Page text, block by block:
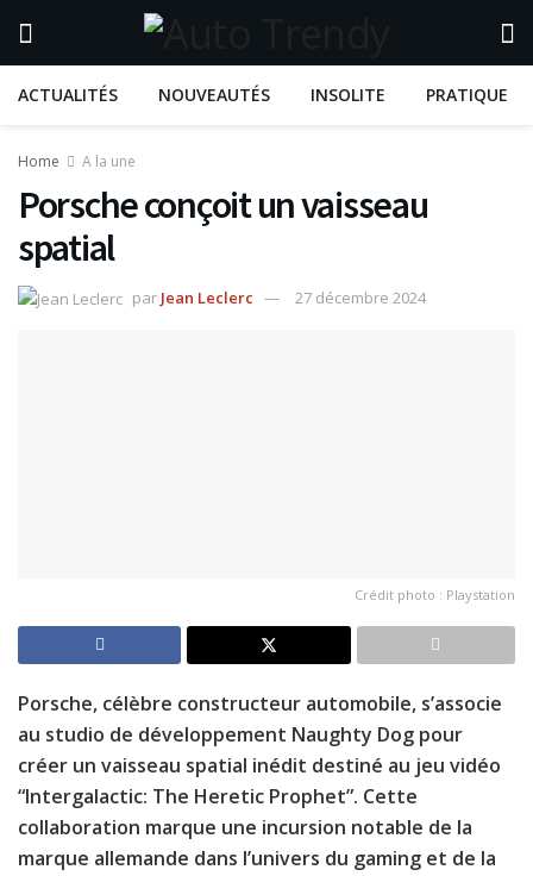
ACTUALITÉS NOUVEAUTÉS INSOLITE PRATIQUE
Home A la une
Porsche conçoit un vaisseau
spatial
par Jean Leclerc 27 décembre 2024
Crédit photo : Playstation
Porsche, célèbre constructeur automobile, s’associe
au studio de développement Naughty Dog pour
créer un vaisseau spatial inédit destiné au jeu vidéo
“Intergalactic: The Heretic Prophet”. Cette
collaboration marque une incursion notable de la
marque allemande dans l’univers du gaming et de la